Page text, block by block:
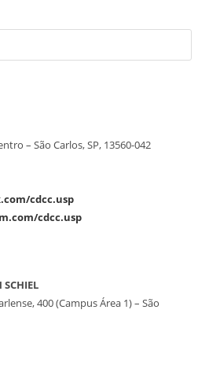
– São Carlos, SP, 13560-042
cdcc.usp
cdcc.usp
SCHIEL
400 (Campus Área 1) – São